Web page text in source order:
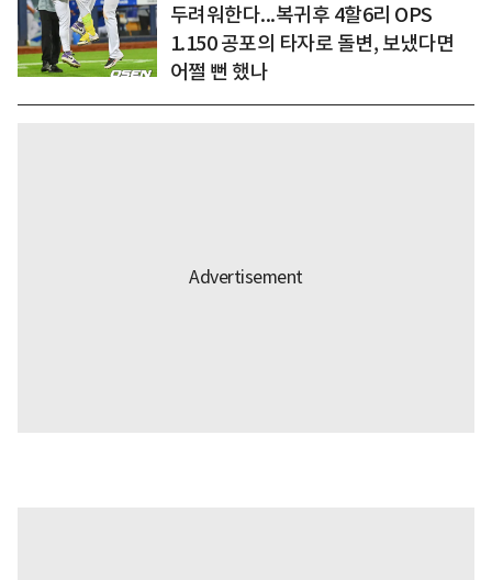
두려워한다...복귀후 4할6리 OPS
1.150 공포의 타자로 돌변, 보냈다면
어쩔 뻔 했나